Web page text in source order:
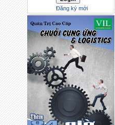
Đăng ký mới